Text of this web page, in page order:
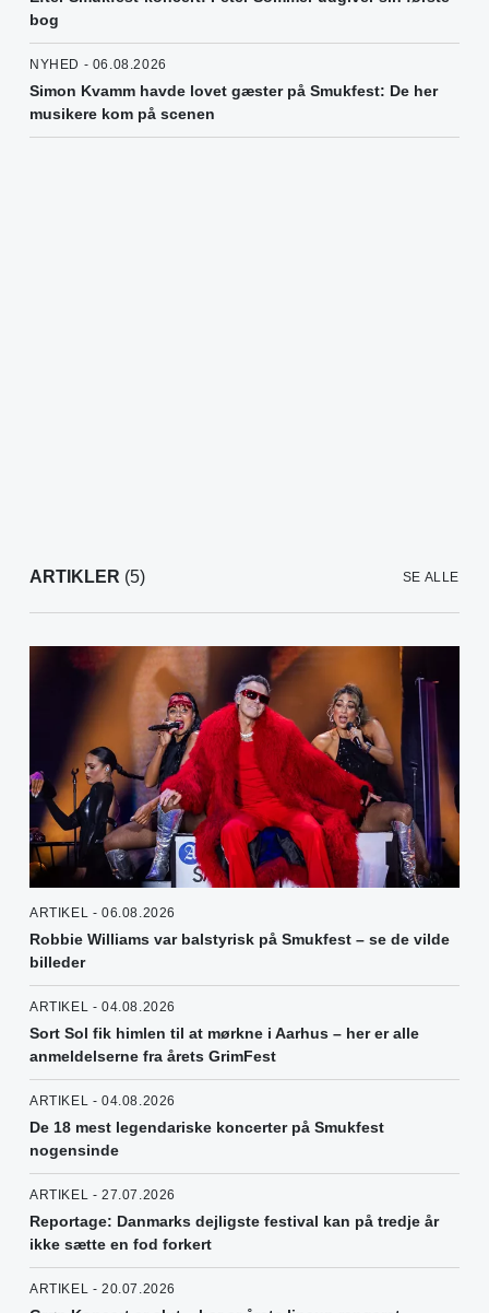
bog
NYHED - 06.08.2026
Simon Kvamm havde lovet gæster på Smukfest: De her
musikere kom på scenen
ARTIKLER (5) SE ALLE
ARTIKEL - 06.08.2026
Robbie Williams var balstyrisk på Smukfest – se de vilde
billeder
ARTIKEL - 04.08.2026
Sort Sol fik himlen til at mørkne i Aarhus – her er alle
anmeldelserne fra årets GrimFest
ARTIKEL - 04.08.2026
De 18 mest legendariske koncerter på Smukfest
nogensinde
ARTIKEL - 27.07.2026
Reportage: Danmarks dejligste festival kan på tredje år
ikke sætte en fod forkert
ARTIKEL - 20.07.2026